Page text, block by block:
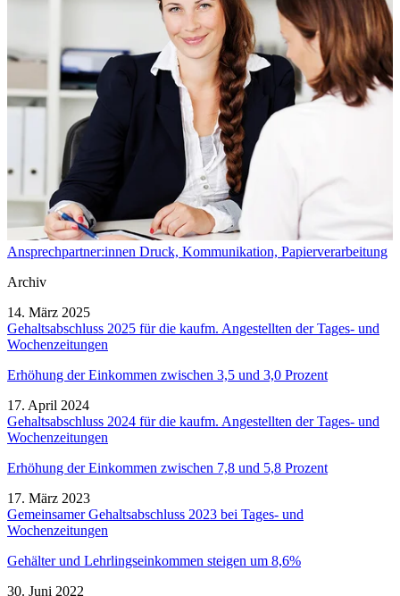
Ansprechpartner:innen Druck, Kommunikation, Papierverarbeitung
Archiv
14. März 2025
Gehaltsabschluss 2025 für die kaufm. Angestellten der Tages- und
Wochenzeitungen
Erhöhung der Einkommen zwischen 3,5 und 3,0 Prozent
17. April 2024
Gehaltsabschluss 2024 für die kaufm. Angestellten der Tages- und
Wochenzeitungen
Erhöhung der Einkommen zwischen 7,8 und 5,8 Prozent
17. März 2023
Gemeinsamer Gehaltsabschluss 2023 bei Tages- und
Wochenzeitungen
Gehälter und Lehrlingseinkommen steigen um 8,6%
30. Juni 2022